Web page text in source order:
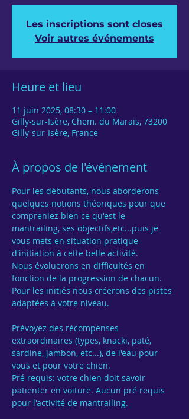
Les inscriptions sont closes
Voir autres événements
Heure et lieu
11 juin 2025, 08:30 – 11:00
Gilly-sur-Isère, Chem. du Marais, 73200
Gilly-sur-Isère, France
À propos de l'événement
Pour les débutants, nous aborderons
quelques notions théoriques pour que
compreniez bien ce qu'est le
mantrailing, ses objectifs,etc...puis je
vous mets en situation pratique
d'initiation à cette belle activité.
Nous évoluerons en difficultés en
fonction de la progression de chacun.
Pour les initiés nous créerons des pistes
adaptées à votre niveau.
Prévoyez des récompenses
extraordinaires (types, knacki, paté,
sardine, jambon, etc...), de l'eau pour
vous et pour votre chien.
Pré requis: votre chien doit savoir
patienter en voiture. Aucun pré requis
pour l'activité de mantrailing.